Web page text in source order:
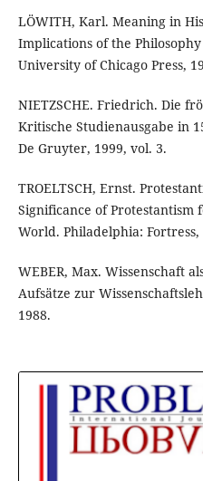
LÖWITH, Karl. Meaning in
Implications of the
University of Chicago Press,
NIETZSCHE. Friedrich. Die
Kritische Studienausgabe in
De Gruyter, 1999, vol. 3.
TROELTSCH, Ernst.
Significance of Protestantism
World. Philadelphia: Fortress,
WEBER, Max. Wissenschaft
Aufsätze zur
1988.